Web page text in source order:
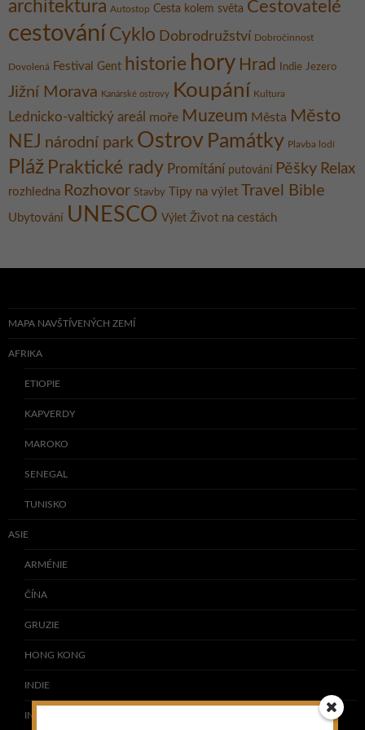
architektura Autostop Cesta kolem světa Cestovatelé
cestování Cyklo Dobrodružství Dobročinnost
Dovolená Festival Gent historie hory Hrad Indie Jezero
Jižní Morava Kanárské ostrovy Koupání Kultura
Lednicko-valtický areál moře Muzeum Města Město
NEJ národní park Ostrov Památky Plavba lodí
Pláž Praktické rady Promítání putování Pěšky Relax
rozhledna Rozhovor Stavby Tipy na výlet Travel Bible
Ubytování UNESCO Výlet Život na cestách
MAPA NAVŠTÍVENÝCH ZEMÍ
AFRIKA
ETIOPIE
KAPVERDY
MAROKO
SENEGAL
TUNISKO
ASIE
ARMÉNIE
ČÍNA
GRUZIE
HONG KONG
INDIE
INDONÉSIE